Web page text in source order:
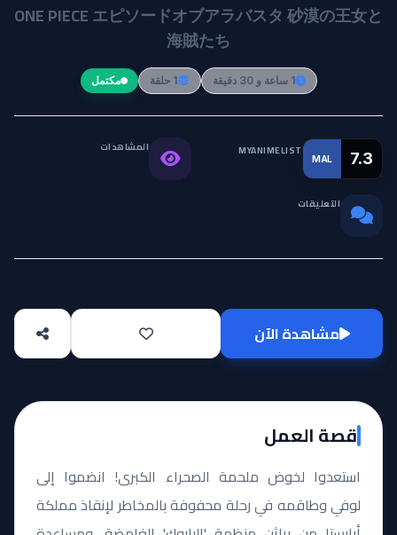
ONE PIECE エピソードオブアラバスタ 砂漠の王女と
海賊たち
1 ساعة و 30 دقيقة 1 حلقة مكتمل
MAL 7.3
MYANIMELIST المشاهدات
التعليقات
مشاهدة الآن
قصة العمل
استعدوا لخوض ملحمة الصحراء الكبرى! انضموا إلى
لوفي وطاقمه في رحلة محفوفة بالمخاطر لإنقاذ مملكة